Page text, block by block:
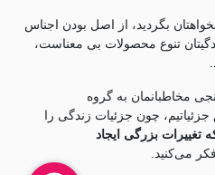
بگردید، از اصل بودن اجناس
تنوع محصولات بی معناست،
مخاطبانمان به گروه
چون جزئيات زندگی را
تغییرات بزرگی ایجاد
می‌کنید.